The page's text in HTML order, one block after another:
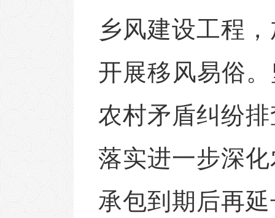
乡风建设工程
开展移风易俗
农村矛盾纠纷
落实进一步深
承包到期后再